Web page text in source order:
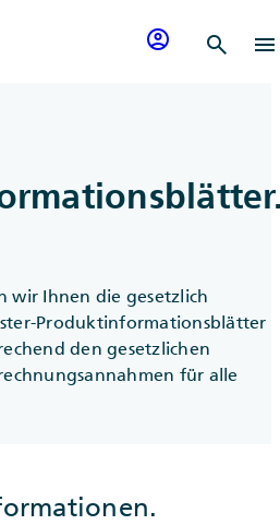
account_circle search menu
wir Ihnen die gesetzlich
Produktinformationsblätter
den gesetzlichen
für alle